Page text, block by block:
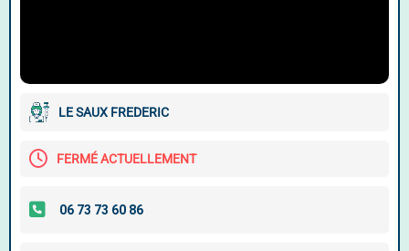
LE SAUX FREDERIC
FERMÉ ACTUELLEMENT